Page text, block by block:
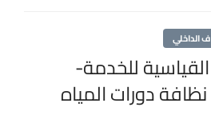
الداخلي
للخدمة-
دورات المياه